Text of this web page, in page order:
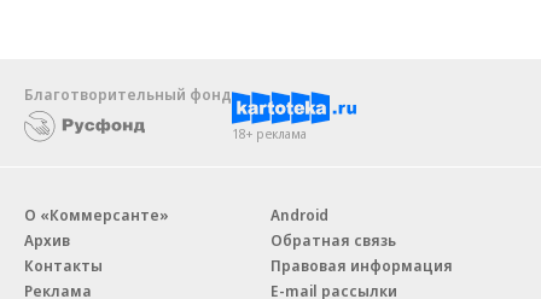
Благотворительный фонд
18+ реклама
О «Коммерсанте»
Архив
Контакты
Реклама
Android
Обратная связь
Правовая информация
E-mail рассылки